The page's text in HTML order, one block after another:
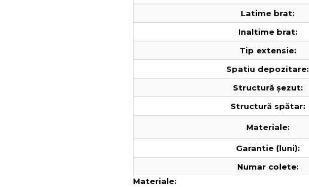
Latime brat:
Inaltime brat:
Tip extensie:
Spatiu depozitare:
Structură șezut:
Structură spătar:
Materiale:
Garantie (luni):
Numar colete:
Materiale: